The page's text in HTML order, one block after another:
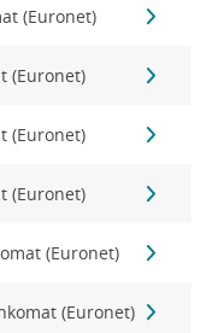
(Euronet)
(Euronet)
(Euronet)
(Euronet)
(Euronet)
(Euronet)